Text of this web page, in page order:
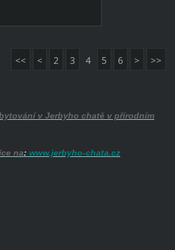
<< < 2 3 4 5 6 > >>
v Jerbyho chatě v přírodním
na: www.jerbyho-chata.cz